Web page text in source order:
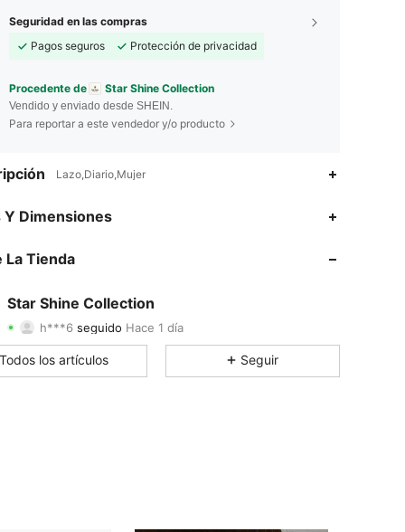
Seguridad en las compras
Pagos seguros
Protección de privacidad
Procedente de Star Shine Collection
Vendido y enviado desde SHEIN.
Para reportar a este vendedor y/o producto
Lazo,Diario,Mujer
Y Dimensiones
La Tienda
Star Shine Collection
4.87
4.87 Calificación 251Artículos
4.87
Todos los artículos Seguir